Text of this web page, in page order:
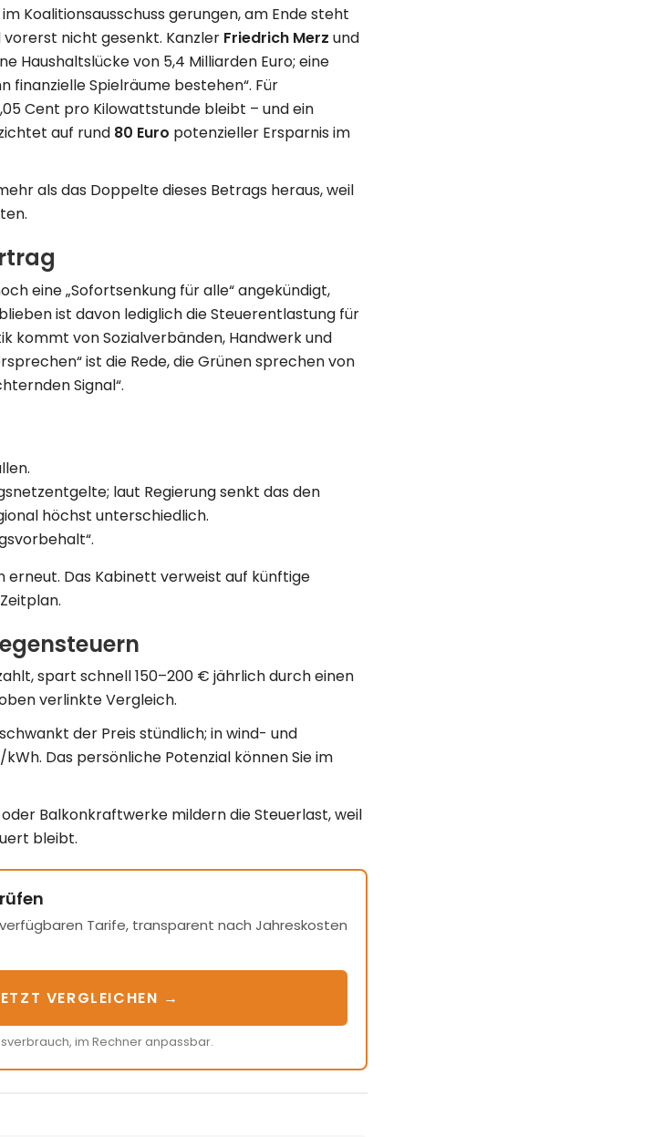
Koalitions­ausschuss gerungen, am Ende steht
nicht gesenkt. Kanzler Friedrich Merz und
Haushalts­lücke von 5,4 Milliarden Euro; eine
finanzielle Spielräume bestehen“. Für
Cent pro Kilowatt­stunde bleibt – und ein
auf rund 80 Euro potenzieller Ersparnis im
als das Doppelte dieses Betrags heraus, weil
eine „Sofort­senkung für alle“ angekündigt,
ist davon lediglich die Steuer­entlastung für
kommt von Sozial­verbänden, Handwerk und
ist die Rede, die Grünen sprechen von
Signal“.
laut Regierung senkt das den
höchst unterschiedlich.
Das Kabinett verweist auf künftige
spart schnell 150–200 € jährlich durch einen
verlinkte Vergleich.
der Preis stündlich; in wind- und
Das persönliche Potenzial können Sie im
Balkon­kraftwerke mildern die Steuer­last, weil
bleibt.
Tarife, transparent nach Jahreskosten
VERGLEICHEN →
im Rechner anpassbar.